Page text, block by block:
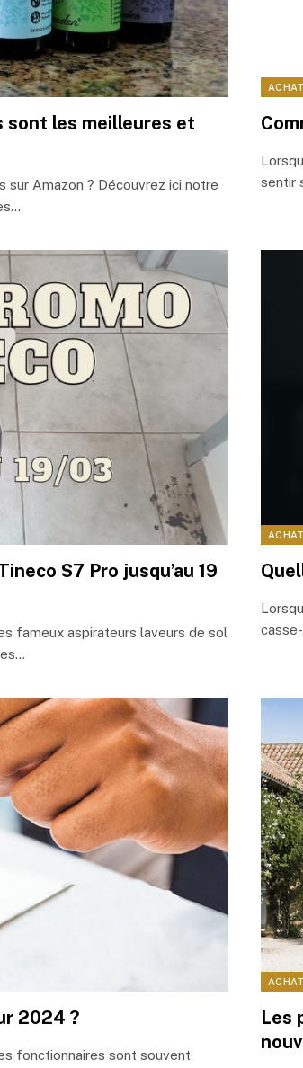
sont les meilleures et
sur Amazon ? Découvrez ici notre
sentir
S7 Pro jusqu’au 19
fameux aspirateurs laveurs de sol
2024 ?
fonctionnaires sont souvent
Les